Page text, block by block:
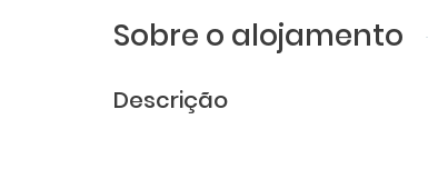
Sobre o alojamento
Descrição